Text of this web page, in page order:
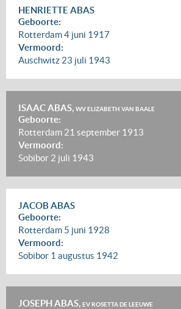
HENRIETTE ABAS
Geboorte:
Rotterdam4 juni 1917
Vermoord:
Auschwitz 23 juli 1943
ISAAC ABAS, WV ELIZABETH VAN BAALE
Geboorte:
Rotterdam 21 september 1913
Vermoord:
Sobibor 2 juli 1943
JACOB ABAS
Geboorte:
Rotterdam 5 juni 1928
Vermoord:
Sobibor 1 augustus 1942
JOSEPH ABAS, EV ROSETTA DE LEEUWE